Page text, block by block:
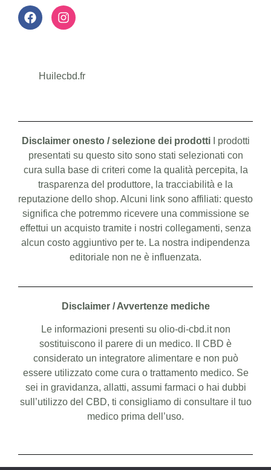
Huilecbd.fr
Disclaimer onesto / selezione dei prodottiI prodotti
presentati su questo sito sono stati selezionati con
cura sulla base di criteri come la qualità percepita, la
trasparenza del produttore, la tracciabilità e la
reputazione dello shop. Alcuni link sono affiliati: questo
significa che potremmo ricevere una commissione se
effettui un acquisto tramite i nostri collegamenti, senza
alcun costo aggiuntivo per te. La nostra indipendenza
editoriale non ne è influenzata.
Disclaimer / Avvertenze mediche
Le informazioni presenti su olio-di-cbd.it non
sostituiscono il parere di un medico. Il CBD è
considerato un integratore alimentare e non può
essere utilizzato come cura o trattamento medico. Se
sei in gravidanza, allatti, assumi farmaci o hai dubbi
sull’utilizzo del CBD, ti consigliamo di consultare il tuo
medico prima dell’uso.